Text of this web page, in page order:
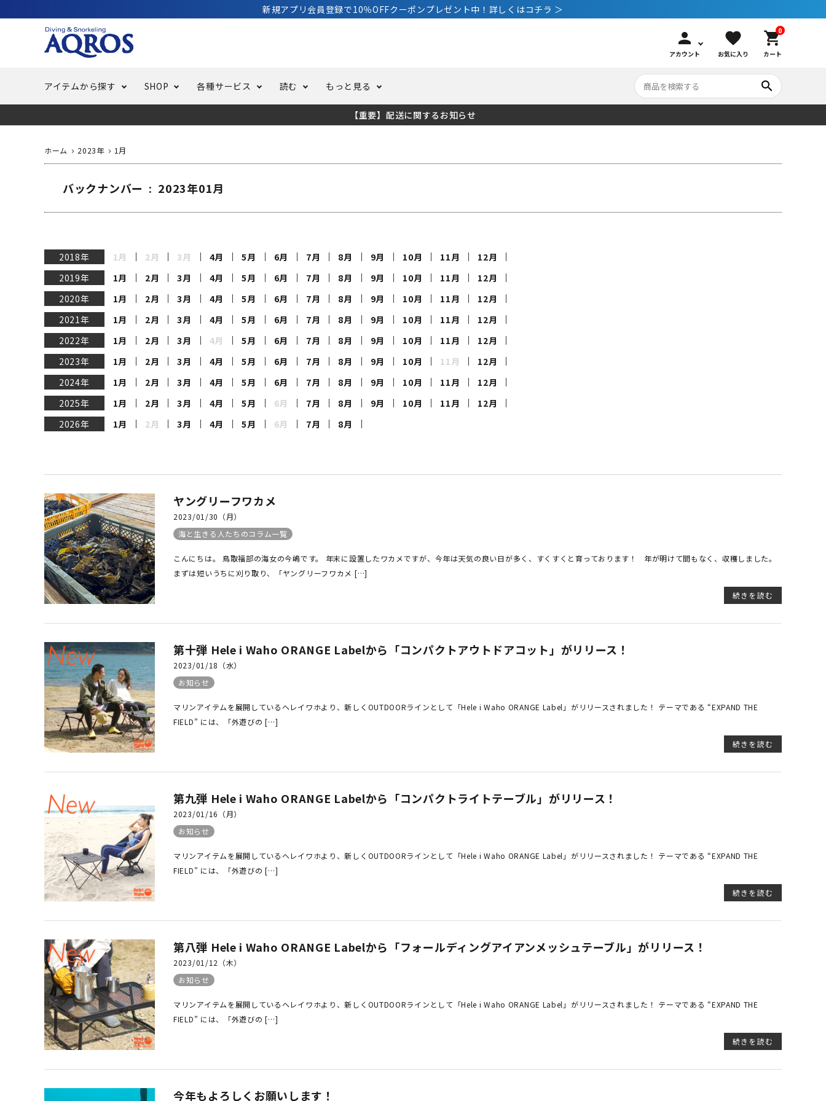
新規アプリ会員登録で10％OFFクーポンプレゼント中！詳しくはコチラ ＞
person
アカウント
favorite
お気に入り
0
shopping_cart
カート
アイテムから探す
バッグ・ケース ウエイト・ウエイトベルト アクセサリー メンテナンサービス・交換用パーツ
スピア・銛（モリ） スイミング サーフ
SALE
SHOP 各種サービス 読む もっと見る
求人
search
【重要】配送に関するお知らせ
ホーム 2023年 1月
バックナンバー : 2023年01月
2018年 1月 2月 3月 4月 5月 6月 7月 8月 9月 10月 11月
12月
2019年
1月 2月 3月 4月 5月 6月 7月 8月 9月 10月 11月
12月
2020年
1月 2月 3月 4月 5月 6月 7月 8月 9月 10月 11月
12月
2021年
1月 2月 3月 4月 5月 6月 7月 8月 9月 10月 11月
12月
2022年
1月 2月 3月 4月 5月 6月 7月 8月 9月 10月 11月
12月
2023年
1月 2月 3月 4月 5月 6月 7月 8月 9月 10月 11月
12月
2024年
1月 2月 3月 4月 5月 6月 7月 8月 9月 10月 11月
12月
2025年
1月 2月 3月 4月 5月 6月 7月 8月 9月 10月 11月
12月
2026年
1月 2月 3月 4月 5月 6月 7月 8月
ヤングリーフワカメ
2023/01/30（月）
海と生きる人たちのコラム一覧
こんにちは。 鳥取福部の海女の今嶋です。 年末に設置したワカメですが、今年は天気の良い日が多く、すくすくと育っております！ 年が明けて間もなく、収穫しました。
まずは短いうちに刈り取り、「ヤングリーフワカメ […]
続きを読む
第十弾 Hele i Waho ORANGE Labelから「コンパクトアウトドアコット」がリリース！
2023/01/18（水）
お知らせ
マリンアイテムを展開しているヘレイワホより、新しくOUTDOORラインとして「Hele i Waho ORANGE Label」がリリースされました！ テーマである “EXPAND THE
FIELD” には、「外遊びの […]
続きを読む
第九弾 Hele i Waho ORANGE Labelから「コンパクトライトテーブル」がリリース！
2023/01/16（月）
お知らせ
マリンアイテムを展開しているヘレイワホより、新しくOUTDOORラインとして「Hele i Waho ORANGE Label」がリリースされました！ テーマである “EXPAND THE
FIELD” には、「外遊びの […]
続きを読む
第八弾 Hele i Waho ORANGE Labelから「フォールディングアイアンメッシュテーブル」がリリース！
2023/01/12（木）
お知らせ
マリンアイテムを展開しているヘレイワホより、新しくOUTDOORラインとして「Hele i Waho ORANGE Label」がリリースされました！ テーマである “EXPAND THE
FIELD” には、「外遊びの […]
続きを読む
今年もよろしくお願いします！